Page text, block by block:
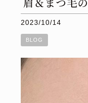
2023/10/14
BLOG